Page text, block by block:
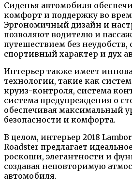
Сиденья автомобиля
комфорт и поддержку во
Эргономичный дизайн и
позволяют водителю и
путешествием без неудобств,
спортивный характер и дух
Интерьер также имеет
технологии, такие как
круиз-контроля, система
система предупреждения о
обеспечивая максимальный
безопасности и комфорта.
В целом, интерьер 2018
Roadster предлагает
роскоши, элегантности и
создавая неповторимую
автомобиля.